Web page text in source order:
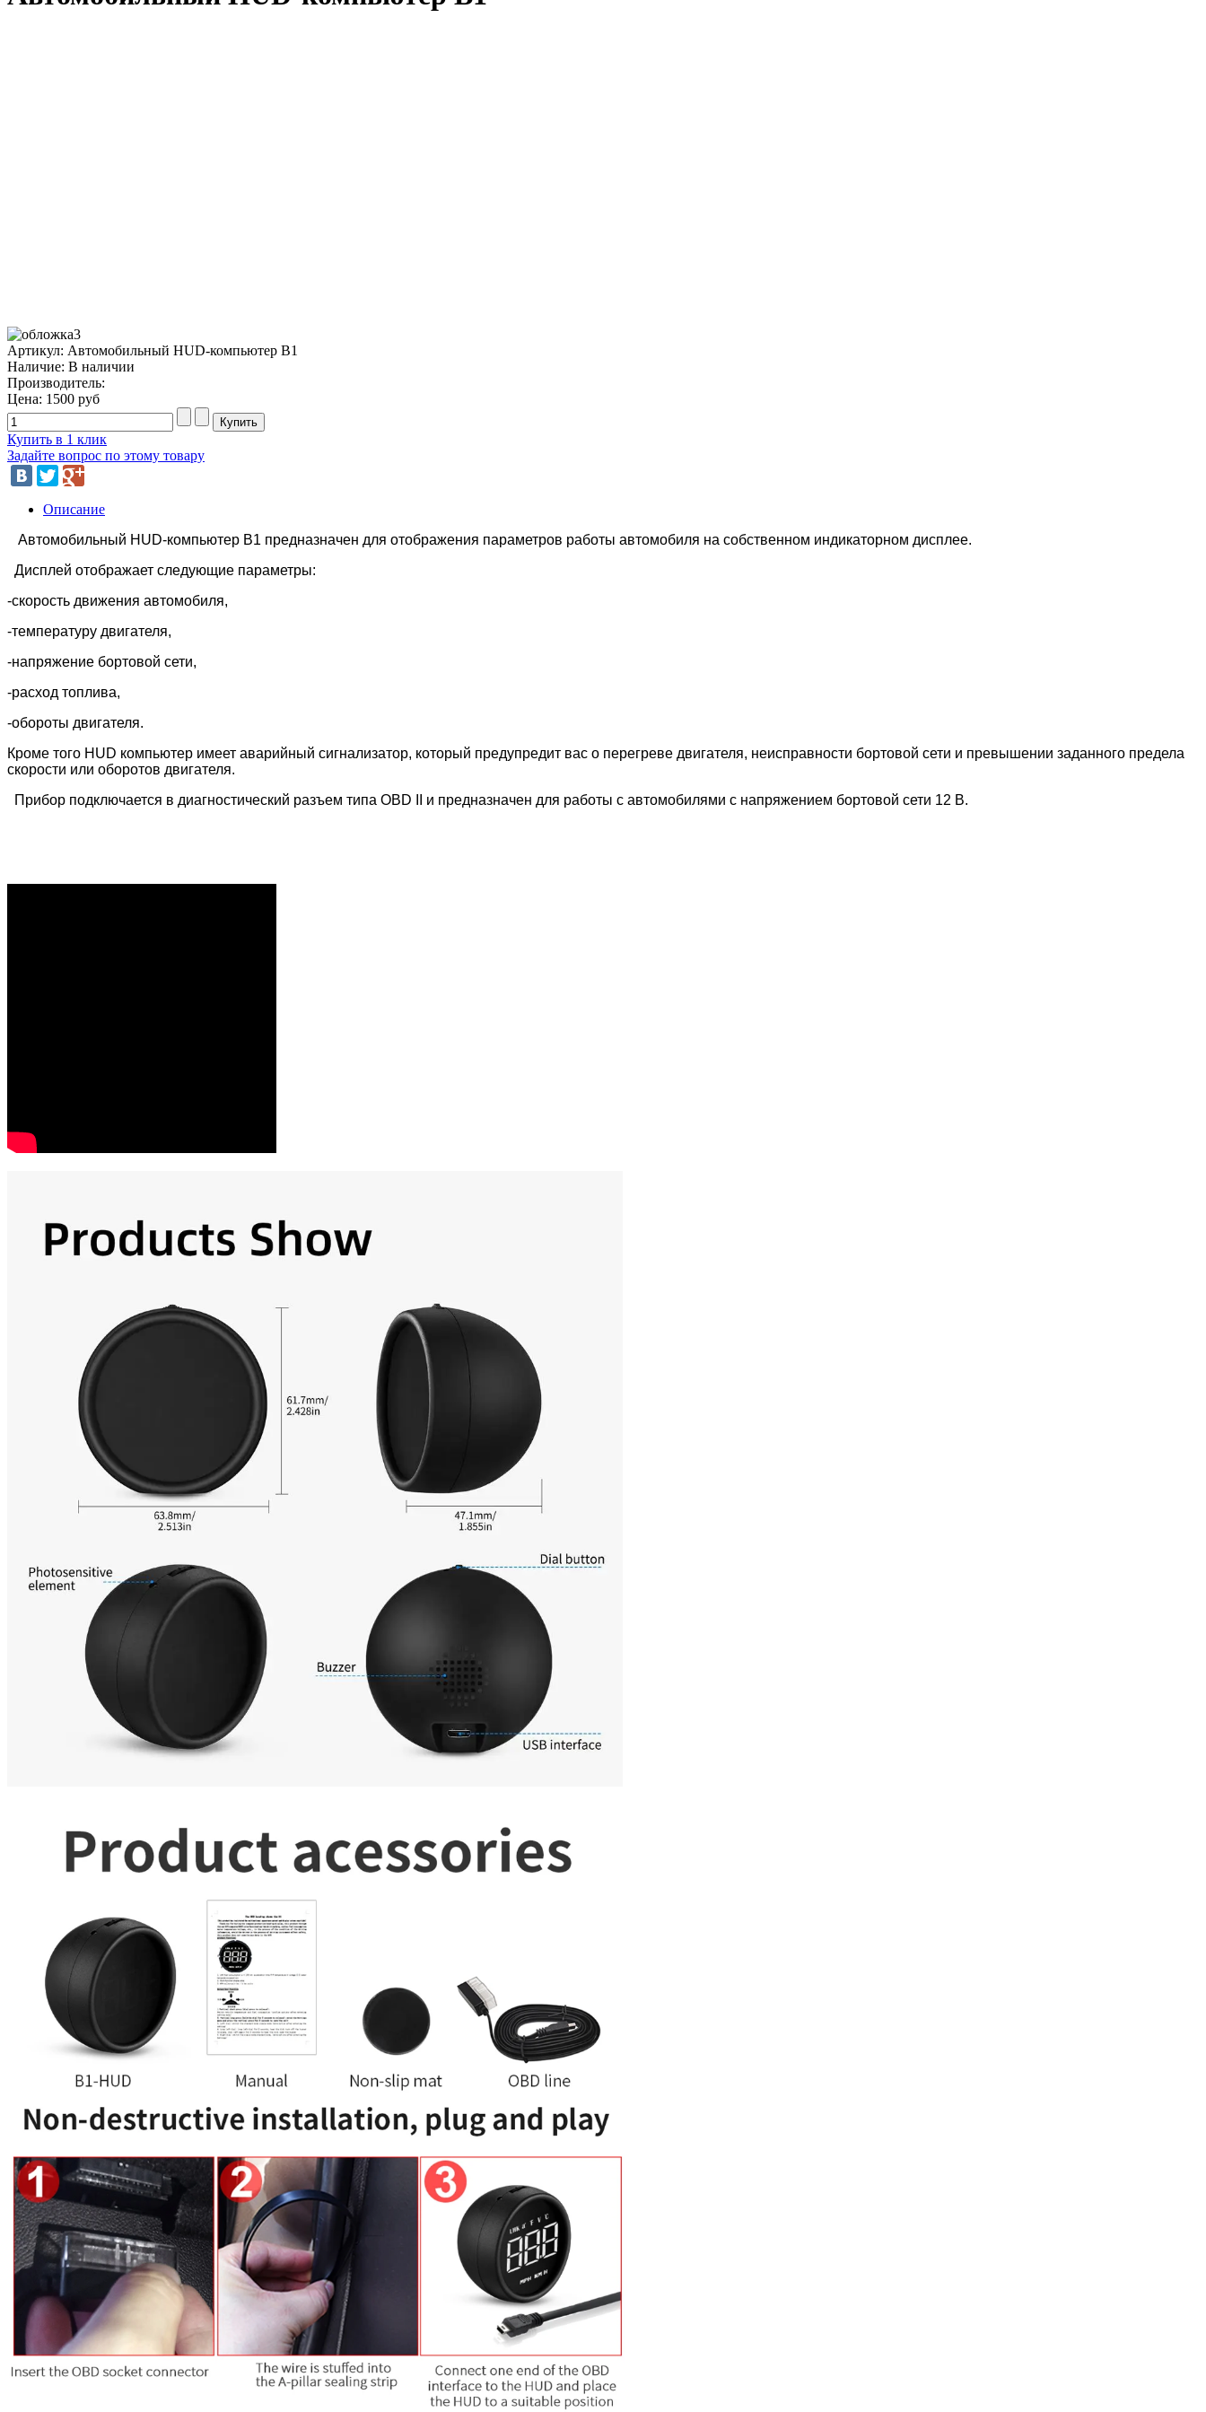
Артикул: Автомобильный HUD-компьютер B1
Наличие: В наличии
Производитель:
Цена: 1500 руб
Купить в 1 клик
Задайте вопрос по этому товару
Описание
Автомобильный HUD-компьютер B1 предназначен для отображения параметров работы автомобиля на собственном индикаторном дисплее.
Дисплей отображает следующие параметры:
-скорость движения автомобиля,
-температуру двигателя,
-напряжение бортовой сети,
-расход топлива,
-обороты двигателя.
Кроме того HUD компьютер имеет аварийный сигнализатор, который предупредит вас о перегреве двигателя, неисправности бортовой сети и превышении заданного предела
скорости или оборотов двигателя.
Прибор подключается в диагностический разъем типа OBD II и предназначен для работы с автомобилями с напряжением бортовой сети 12 В.